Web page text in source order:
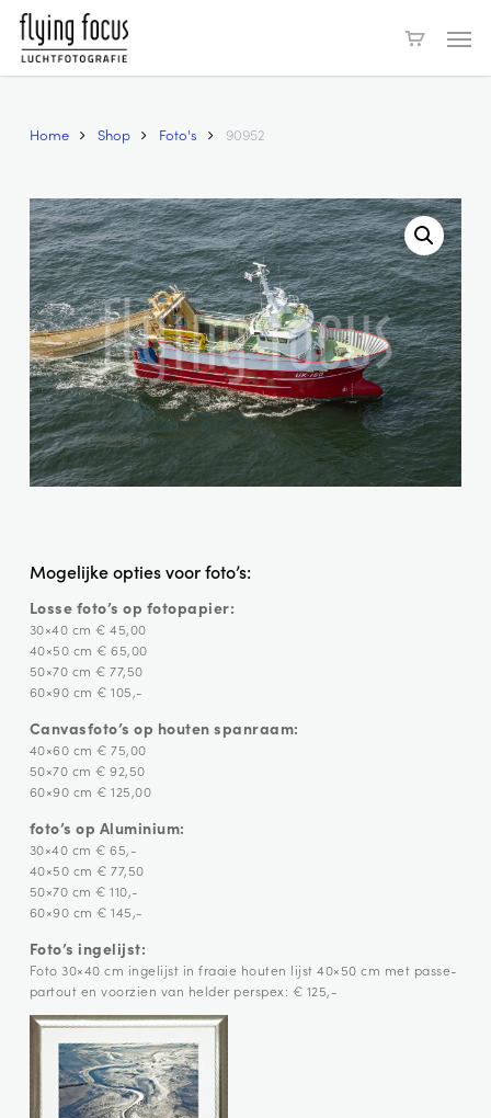
Skip
main
Home Shop Foto's 90952
Mogelijke opties voor foto’s:
Losse foto’s op fotopapier:
30×40 cm € 45,00
40×50 cm € 65,00
50×70 cm € 77,50
60×90 cm € 105,-
Canvasfoto’s op houten spanraam:
40×60 cm € 75,00
50×70 cm € 92,50
60×90 cm € 125,00
foto’s op Aluminium:
30×40 cm € 65,-
40×50 cm € 77,50
50×70 cm € 110,-
60×90 cm € 145,-
Foto’s ingelijst:
Foto 30×40 cm ingelijst in fraaie houten lijst 40×50 cm met passe-
partout en voorzien van helder perspex: € 125,-